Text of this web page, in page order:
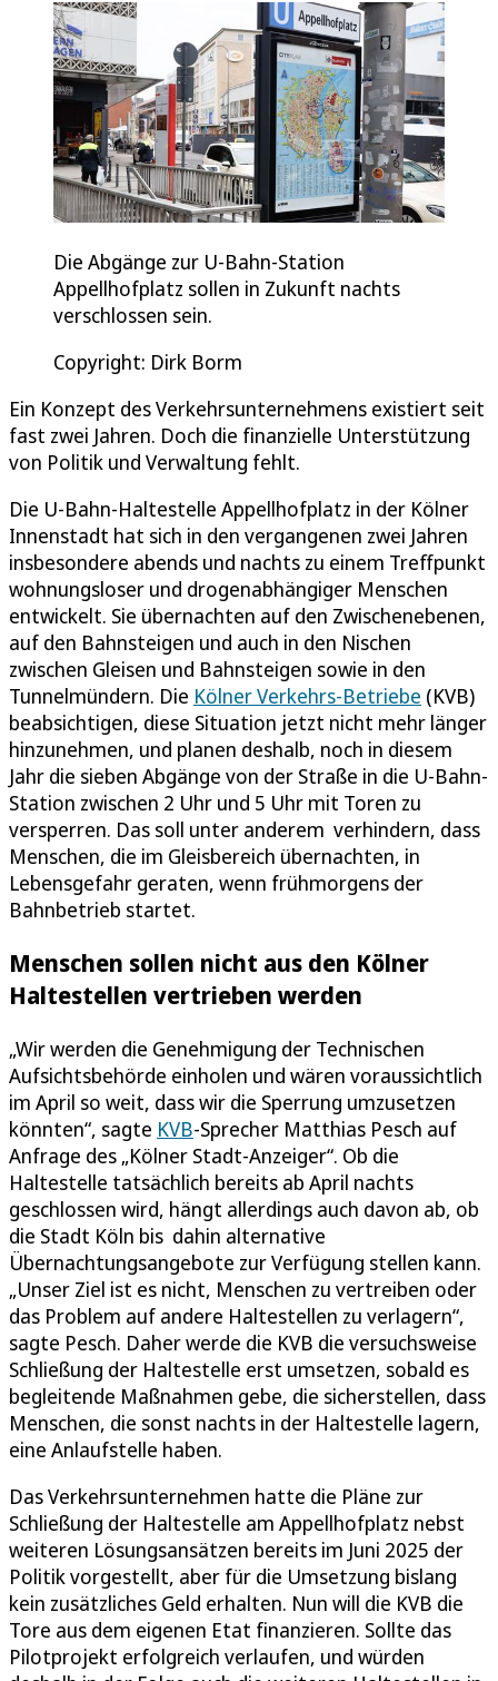
Die Abgänge zur U-Bahn-Station
Appellhofplatz sollen in Zukunft nachts
verschlossen sein.
Copyright: Dirk Borm
Ein Konzept des Verkehrsunternehmens existiert seit
fast zwei Jahren. Doch die finanzielle Unterstützung
von Politik und Verwaltung fehlt.
Die U-Bahn-Haltestelle Appellhofplatz in der Kölner
Innenstadt hat sich in den vergangenen zwei Jahren
insbesondere abends und nachts zu einem Treffpunkt
wohnungsloser und drogenabhängiger Menschen
entwickelt. Sie übernachten auf den Zwischenebenen,
auf den Bahnsteigen und auch in den Nischen
zwischen Gleisen und Bahnsteigen sowie in den
Tunnelmündern. Die Kölner Verkehrs-Betriebe (KVB)
beabsichtigen, diese Situation jetzt nicht mehr länger
hinzunehmen, und planen deshalb, noch in diesem
Jahr die sieben Abgänge von der Straße in die U-Bahn-
Station zwischen 2 Uhr und 5 Uhr mit Toren zu
versperren. Das soll unter anderem verhindern, dass
Menschen, die im Gleisbereich übernachten, in
Lebensgefahr geraten, wenn frühmorgens der
Bahnbetrieb startet.
Menschen sollen nicht aus den Kölner
Haltestellen vertrieben werden
„Wir werden die Genehmigung der Technischen
Aufsichtsbehörde einholen und wären voraussichtlich
im April so weit, dass wir die Sperrung umzusetzen
könnten“, sagte KVB-Sprecher Matthias Pesch auf
Anfrage des „Kölner Stadt-Anzeiger“. Ob die
Haltestelle tatsächlich bereits ab April nachts
geschlossen wird, hängt allerdings auch davon ab, ob
die Stadt Köln bis dahin alternative
Übernachtungsangebote zur Verfügung stellen kann.
„Unser Ziel ist es nicht, Menschen zu vertreiben oder
das Problem auf andere Haltestellen zu verlagern“,
sagte Pesch. Daher werde die KVB die versuchsweise
Schließung der Haltestelle erst umsetzen, sobald es
begleitende Maßnahmen gebe, die sicherstellen, dass
Menschen, die sonst nachts in der Haltestelle lagern,
eine Anlaufstelle haben.
Das Verkehrsunternehmen hatte die Pläne zur
Schließung der Haltestelle am Appellhofplatz nebst
weiteren Lösungsansätzen bereits im Juni 2025 der
Politik vorgestellt, aber für die Umsetzung bislang
kein zusätzliches Geld erhalten. Nun will die KVB die
Tore aus dem eigenen Etat finanzieren. Sollte das
Pilotprojekt erfolgreich verlaufen, und würden